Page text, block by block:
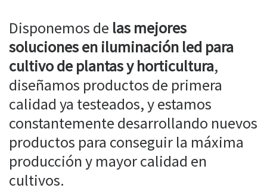
Disponemos de las mejores
soluciones en iluminación led para
cultivo de plantas y horticultura,
diseñamos productos de primera
calidad ya testeados, y estamos
constantemente desarrollando nuevos
productos para conseguir la máxima
producción y mayor calidad en
cultivos.